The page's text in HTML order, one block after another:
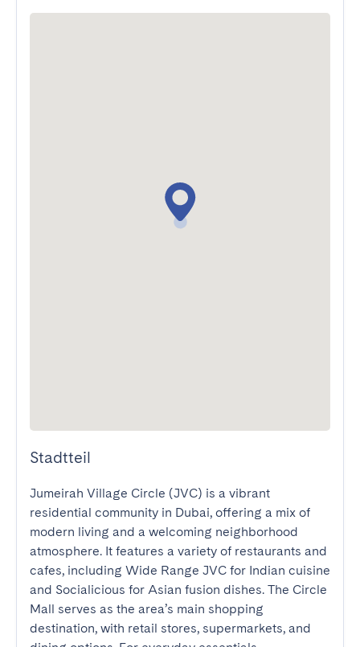
Stadtteil
Jumeirah Village Circle (JVC) is a vibrant
residential community in Dubai, offering a mix of
modern living and a welcoming neighborhood
atmosphere. It features a variety of restaurants and
cafes, including Wide Range JVC for Indian cuisine
and Socialicious for Asian fusion dishes. The Circle
Mall serves as the area’s main shopping
destination, with retail stores, supermarkets, and